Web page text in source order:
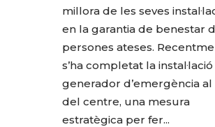
millora de les seves
en la garantia de benestar
persones ateses.
s’ha completat la instal·lació
generador d’emergència
del centre, una mesura
estratègica per fer...